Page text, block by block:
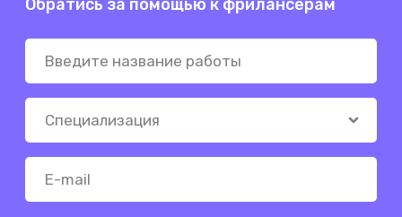
Обратись за помощью к фрилансерам